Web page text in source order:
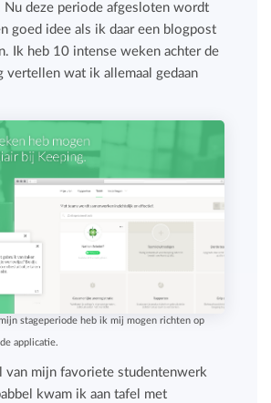
Nu deze periode afgesloten wordt
goed idee als ik daar een blogpost
Ik heb 10 intense weken achter de
vertellen wat ik allemaal gedaan
stageperiode heb ik mij mogen richten op
applicatie.
van mijn favoriete studentenwerk
kwam ik aan tafel met